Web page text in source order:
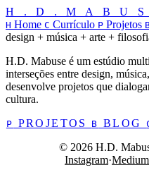
H . D . M A B U S
H Home C Currículo P Projetos
design + música + arte +
H.D. Mabuse é um estúdio
interseções entre design,
desenvolve projetos que
cultura.
P PROJETOS B BLOG
© 2026 H.D.
Instagram·Medium